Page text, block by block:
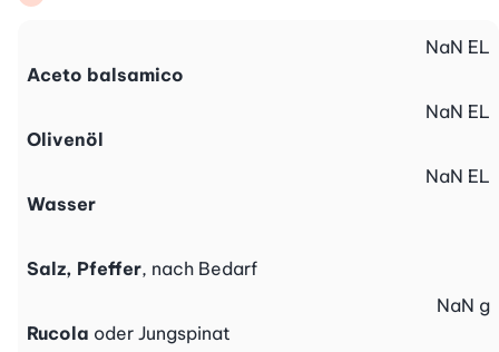
Aceto balsamico
NaN EL
Olivenöl
NaN EL
Wasser
NaN EL
Salz, Pfeffer, nach Bedarf
Rucola oder Jungspinat
NaN g